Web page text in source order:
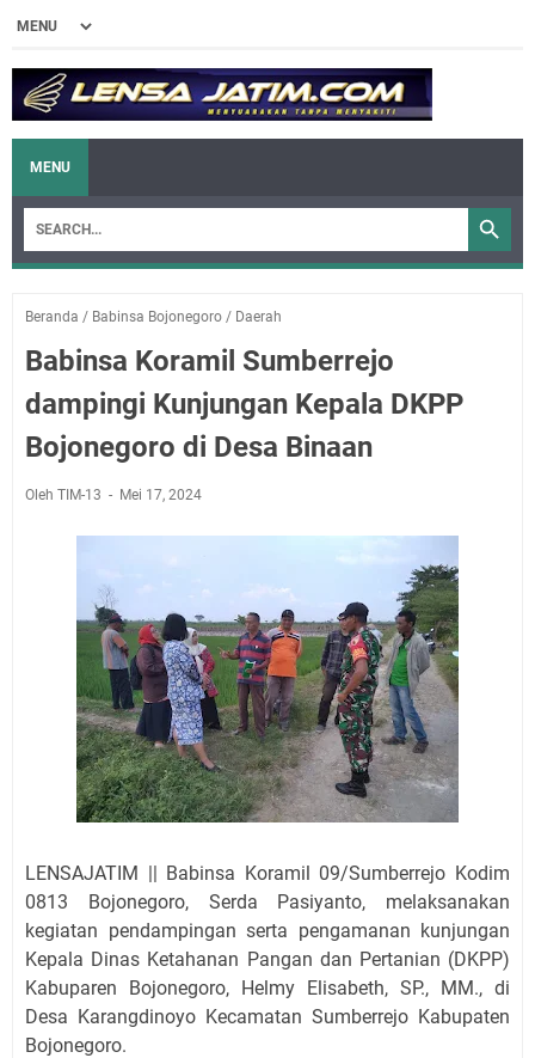
MENU
Beranda / Babinsa Bojonegoro / Daerah
Babinsa Koramil Sumberrejo
dampingi Kunjungan Kepala DKPP
Bojonegoro di Desa Binaan
Oleh TIM-13 Mei 17, 2024
LENSAJATIM || Babinsa Koramil 09/Sumberrejo Kodim
0813 Bojonegoro, Serda Pasiyanto, melaksanakan
kegiatan pendampingan serta pengamanan kunjungan
Kepala Dinas Ketahanan Pangan dan Pertanian (DKPP)
Kabuparen Bojonegoro, Helmy Elisabeth, SP., MM., di
Desa Karangdinoyo Kecamatan Sumberrejo Kabupaten
Bojonegoro.